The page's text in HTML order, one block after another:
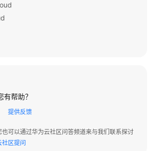
帮助？
提供反馈
可以通过华为云社区问答频道来与我们联系探讨
社区提问